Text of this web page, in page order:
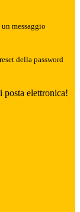
messaggio
della password
posta elettronica!